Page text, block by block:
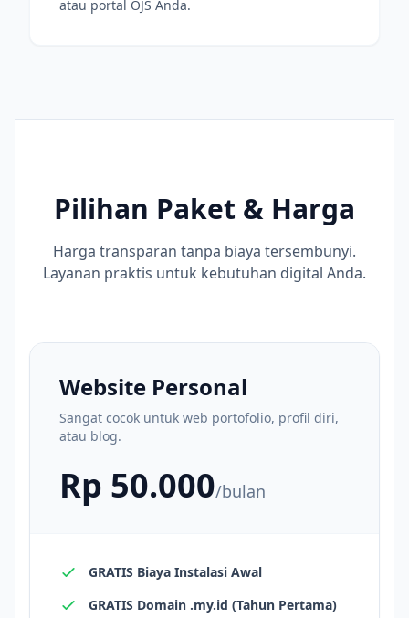
atau portal OJS Anda.
Pilihan Paket & Harga
Harga transparan tanpa biaya tersembunyi.
Layanan praktis untuk kebutuhan digital Anda.
Website Personal
Sangat cocok untuk web portofolio, profil diri,
atau blog.
Rp 50.000/bulan
GRATIS Biaya Instalasi Awal
GRATIS Domain .my.id (Tahun Pertama)